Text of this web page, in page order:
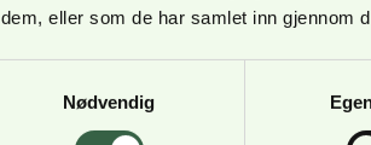
dem, eller som de har samlet inn gjennom
Nødvendig